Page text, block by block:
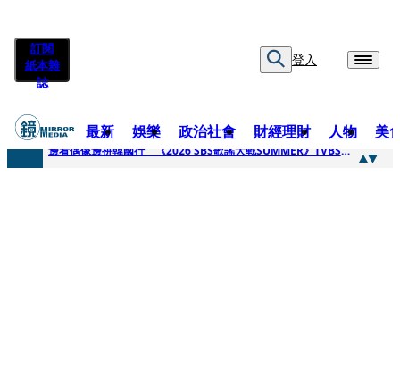
訂閱
紙本雜
誌
登入
最新 娛樂 政治社會 財經理財 人物 美
快訊
邊看偶像邊拚韓國行 《2026 SBS歌謠大戰SUMMER》TVBS直播祭追星福利